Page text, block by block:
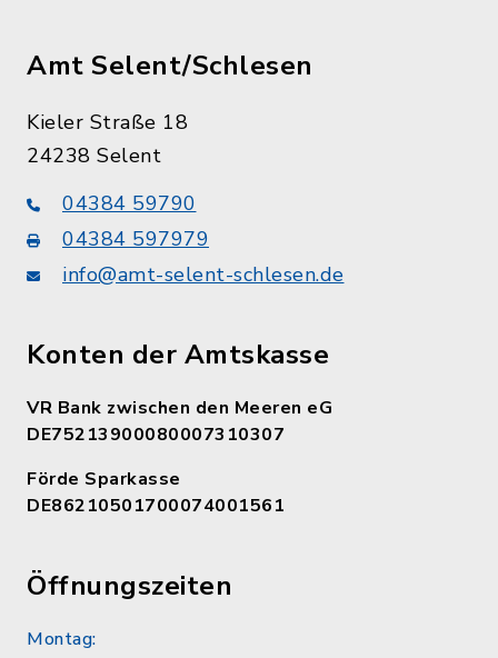
Amt Selent/Schlesen
Kieler Straße 18
24238 Selent
04384 59790
04384 597979
info@amt-selent-schlesen.de
Konten der Amtskasse
VR Bank zwischen den Meeren eG
DE75213900080007310307
Förde Sparkasse
DE86210501700074001561
Öffnungszeiten
Montag: